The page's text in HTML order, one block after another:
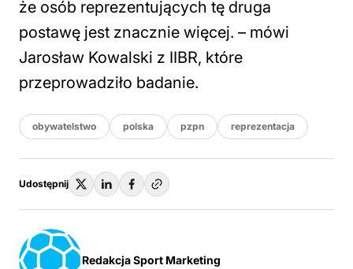
że osób reprezentujących tę druga
postawę jest znacznie więcej. – mówi
Jarosław Kowalski z IIBR, które
przeprowadziło badanie.
obywatelstwo polska pzpn reprezentacja
Udostępnij
Redakcja Sport Marketing